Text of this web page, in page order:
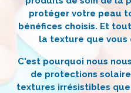
protéger votre peau
bénéfices choisis. Et
la texture que vous
C'est pourquoi nous
de protections
textures irrésistibles